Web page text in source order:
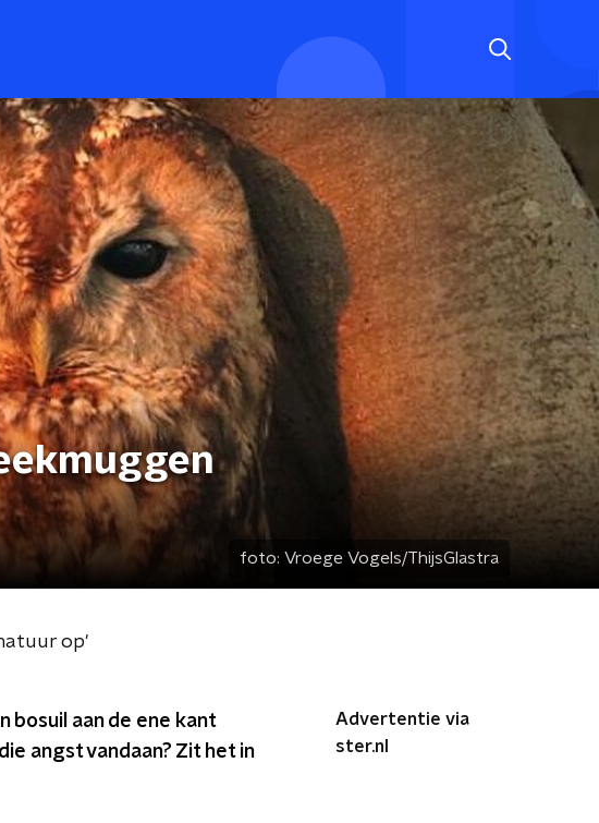
foto: Vroege Vogels/ThijsGlastra
op'
bosuil aan de ene kant
angst vandaan? Zit het in
Advertentie via
ster.nl